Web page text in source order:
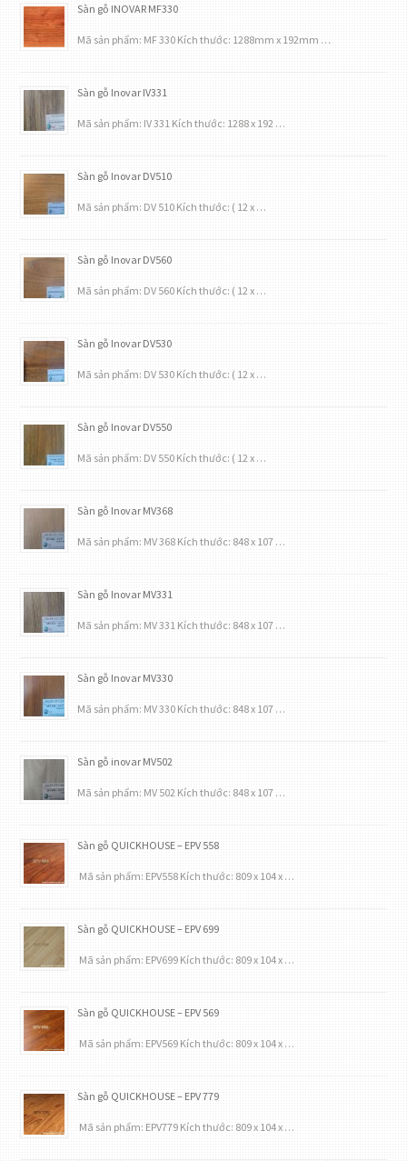
Sàn gỗ INOVAR MF330
Mã sản phẩm: MF 330 Kích thước: 1288mm x 192mm …
Sàn gỗ Inovar IV331
Mã sản phẩm: IV 331 Kích thước: 1288 x 192 …
Sàn gỗ Inovar DV510
Mã sản phẩm: DV 510 Kích thước: ( 12 x …
Sàn gỗ Inovar DV560
Mã sản phẩm: DV 560 Kích thước: ( 12 x …
Sàn gỗ Inovar DV530
Mã sản phẩm: DV 530 Kích thước: ( 12 x …
Sàn gỗ Inovar DV550
Mã sản phẩm: DV 550 Kích thước: ( 12 x …
Sàn gỗ Inovar MV368
Mã sản phẩm: MV 368 Kích thước: 848 x 107 …
Sàn gỗ Inovar MV331
Mã sản phẩm: MV 331 Kích thước: 848 x 107 …
Sàn gỗ Inovar MV330
Mã sản phẩm: MV 330 Kích thước: 848 x 107 …
Sàn gỗ inovar MV502
Mã sản phẩm: MV 502 Kích thước: 848 x 107 …
Sàn gỗ QUICKHOUSE – EPV 558
Mã sản phẩm: EPV558 Kích thước: 809 x 104 x …
Sàn gỗ QUICKHOUSE – EPV 699
Mã sản phẩm: EPV699 Kích thước: 809 x 104 x …
Sàn gỗ QUICKHOUSE – EPV 569
Mã sản phẩm: EPV569 Kích thước: 809 x 104 x …
Sàn gỗ QUICKHOUSE – EPV 779
Mã sản phẩm: EPV779 Kích thước: 809 x 104 x …